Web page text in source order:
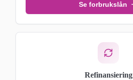
Se forbrukslån
Refinansiering